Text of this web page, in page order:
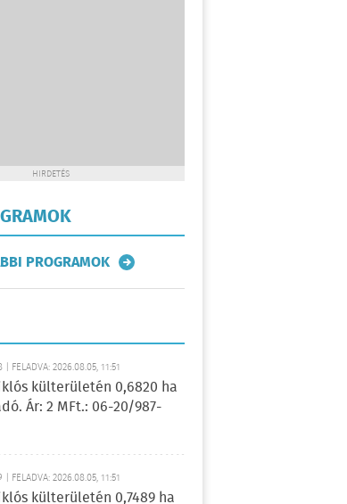
HIRDETÉS
PROGRAMOK
FELADVA: 2026.08.05, 11:51
külterületén 0,6820 ha
Ár: 2 MFt.: 06-20/987-
FELADVA: 2026.08.05, 11:51
külterületén 0,7489 ha